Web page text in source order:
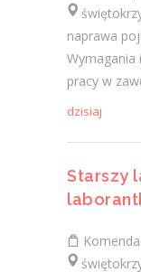
naprawa
Wymagania
pracy w
dzisiaj
Starszy